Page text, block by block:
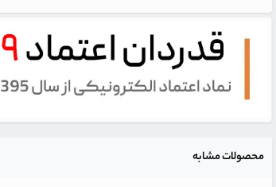
محصولات مشابه